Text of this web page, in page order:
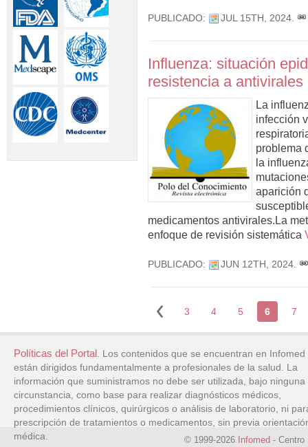
PUBLICADO: JUL 15TH, 2024.
Influenza: situación
resistencia a antivirales
La
infección
problema
la
aparición
medicamentos antivirales.La
enfoque de revisión sistemática
PUBLICADO: JUN 12TH, 2024.
3 4 5 6 7
Políticas del Portal. Los contenidos que se encuentran en Infomed
están dirigidos fundamentalmente a profesionales de la salud. La
información que suministramos no debe ser utilizada, bajo ninguna
circunstancia, como base para realizar diagnósticos médicos,
procedimientos clínicos, quirúrgicos o análisis de laboratorio, ni
prescripción de tratamientos o medicamentos, sin previa
médica.
© 1999-2026 Infomed - Centro